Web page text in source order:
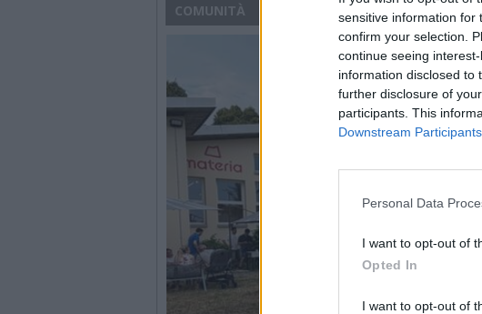
sensitive information for
confirm your selection.
continue seeing
information disclosed to
further disclosure of
participants. This
Downstream Participants
Personal Data
I want to opt-out of
Opted In
I want to opt-out of
COMUNITÀ